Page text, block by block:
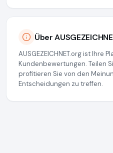
Über
AUSGEZEICHNET.org ist Ihre
Kundenbewertungen. Teilen
profitieren Sie von den
Entscheidungen zu treffen.